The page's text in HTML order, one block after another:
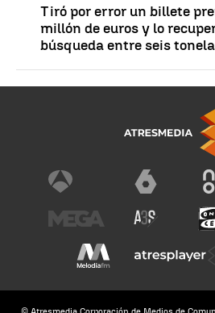
Tiró por error un billete
millón de euros y lo
búsqueda entre seis